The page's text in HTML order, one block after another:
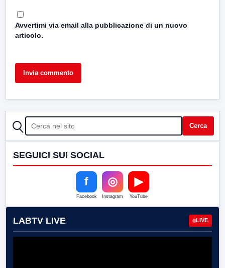
Avvertimi via email alla pubblicazione di un nuovo
articolo.
CERCA Cerca
SEGUICI SUI SOCIAL
f
Facebook
◎
Instagram
▶
YouTube
LABTV LIVE LIVE